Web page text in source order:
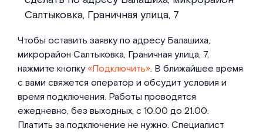
Салтыковка, Граничная улица, 7
Чтобы оставить заявку по адресу Балашиха,
микрорайон Салтыковка, Граничная улица, 7,
нажмите кнопку«Подключить». В ближайшее время
с вами свяжется оператор и обсудит условия и
время подключения. Работы проводятся
ежедневно, без выходных, с 10.00 до 21.00.
Платить за подключение не нужно. Специалист